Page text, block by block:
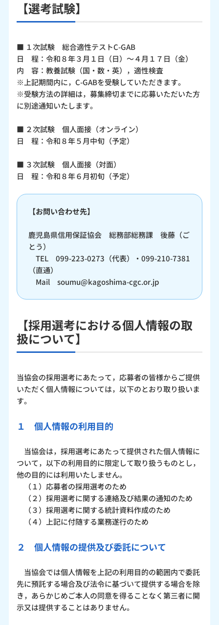
【選考試験】
■ １次試験 総合適性テストC-GAB
日 程：令和８年３月１日（日）～４月１７日（金）
内 容：教養試験（国・数・英），適性検査
※上記期間内に，C-GABを受験していただきます。
※受験方法の詳細は，募集締切までに応募いただいた方
に別途通知いたします。
■ ２次試験 個人面接（オンライン）
日 程：令和８年５月中旬（予定）
■ ３次試験 個人面接（対面）
日 程：令和８年６月初旬（予定）
【お問い合わせ先】
鹿児島県信用保証協会 総務部総務課 後藤（ご
とう）
TEL 099-223-0273（代表）・099-210-7381
（直通）
Mail soumu@kagoshima-cgc.or.jp
【採用選考における個人情報の取
扱について】
当協会の採用選考にあたって，応募者の皆様からご提供
いただく個人情報については，以下のとおり取り扱いま
す。
１ 個人情報の利用目的
当協会は，採用選考にあたって提供された個人情報に
ついて，以下の利用目的に限定して取り扱うものとし，
他の目的には利用いたしません。
（１）応募者の採用選考のため
（２）採用選考に関する連絡及び結果の通知のため
（３）採用選考に関する統計資料作成のため
（４）上記に付随する業務遂行のため
２ 個人情報の提供及び委託について
当協会では個人情報を上記の利用目的の範囲内で委託
先に預託する場合及び法令に基づいて提供する場合を除
き，あらかじめご本人の同意を得ることなく第三者に開
示又は提供することはありません。